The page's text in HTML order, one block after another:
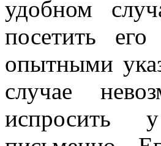
удобном
посетить
опытными
случае
испросить